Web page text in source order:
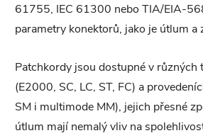
61755, IEC 61300 nebo TIA/EIA-
parametry konektorů, jako je útlum a
Patchkordy jsou dostupné v různých
(E2000, SC, LC, ST, FC) a
SM i multimode MM), jejich přesné
útlum mají nemalý vliv na